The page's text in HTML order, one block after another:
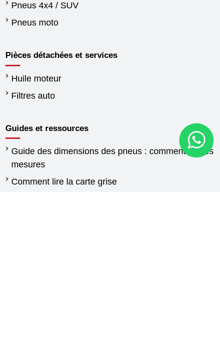
Pneus 4x4 / SUV
Pneus moto
Pièces détachées et services
Huile moteur
Filtres auto
Guides et ressources
Guide des dimensions des pneus : comment lire les
mesures
Comment lire la carte grise